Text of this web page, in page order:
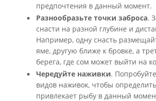
предпочтения в данный момент.
Разнообразьте точки заброса.
снасти на разной глубине и
Например, одну снасть
яме, другую ближе к бровке, а
берега, где сом может выйти на
Чередуйте наживки.
видов наживок, чтобы
привлекает рыбу в данный